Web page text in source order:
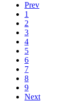
Prev
1
2
3
4
5
6
7
8
9
Next